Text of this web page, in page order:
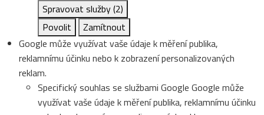
Spravovat služby(2)
Povolit
Zamítnout
Google může využívat vaše údaje k měření publika,
reklamnímu účinku nebo k zobrazení personalizovaných
reklam.
Specifický souhlas se službami Google Google může
využívat vaše údaje k měření publika, reklamnímu účinku